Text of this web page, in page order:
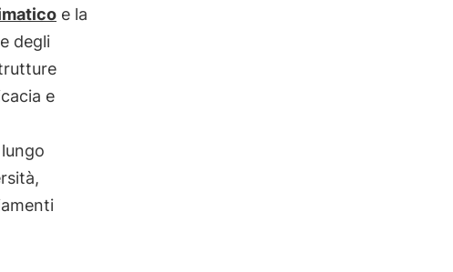
e la
degli
e